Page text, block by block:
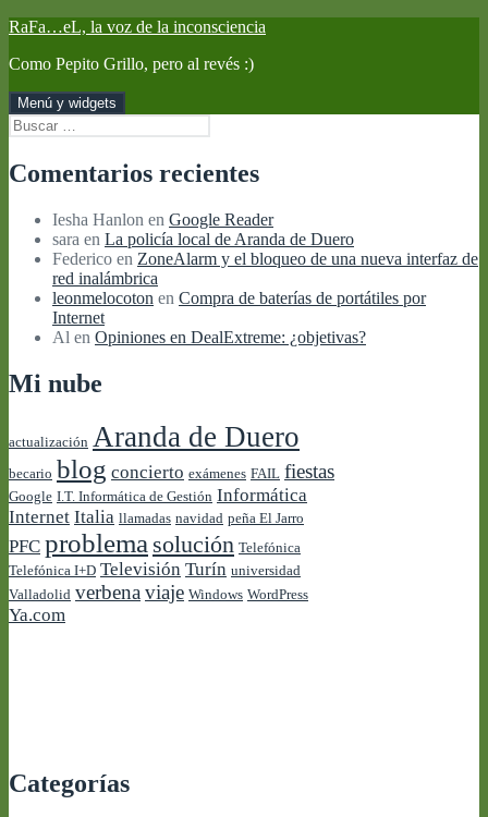
Saltar
contenido
RaFa…eL, la voz de la inconsciencia
Como Pepito Grillo, pero al revés :)
Menú y widgets
Buscar:
Comentarios recientes
Iesha Hanlon en Google Reader
sara en La policía local de Aranda de Duero
Federico en ZoneAlarm y el bloqueo de una nueva interfaz de
red inalámbrica
leonmelocoton en Compra de baterías de portátiles por
Internet
Al en Opiniones en DealExtreme: ¿objetivas?
Mi nube
actualización Aranda de Duero
becario blog concierto exámenes FAIL fiestas
Google I.T. Informática de Gestión Informática
Internet Italia llamadas navidad peña El Jarro
PFC problema solución Telefónica
Telefónica I+D Televisión Turín universidad
Valladolid verbena viaje Windows WordPress
Ya.com
Categorías